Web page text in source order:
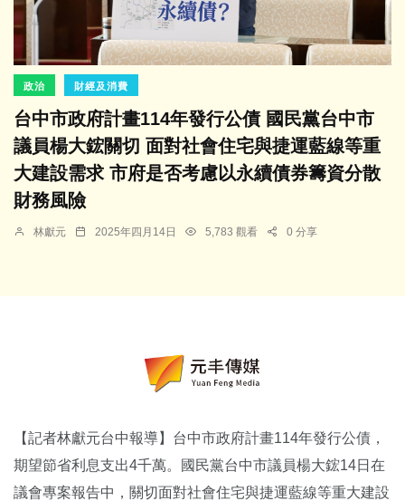
政治 財經及消費
台中市政府計畫114年發行公債 國民黨台中市
議員楊大鋐關切 面對社會住宅與捷運藍線等重
大建設需求 市府是否考慮以永續債券籌資分散
財務風險
林獻元 2025年四月14日 5,783 觀看 0 分享
【記者林獻元台中報導】台中市政府計畫114年發行公債，
期望節省利息支出4千萬。國民黨台中市議員楊大鋐14日在
議會專案報告中，關切面對社會住宅與捷運藍線等重大建設